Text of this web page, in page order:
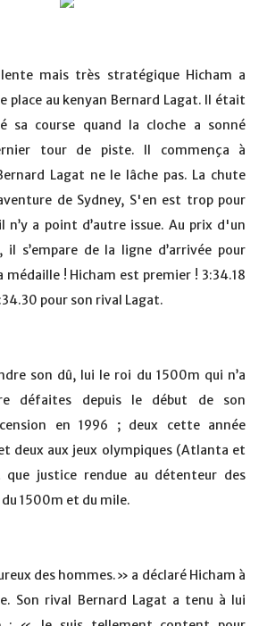
lente mais très stratégique Hicham a
place au kenyan Bernard Lagat. Il était
sa course quand la cloche a sonné
tour de piste. Il commença à
Lagat ne le lâche pas. La chute
de Sydney, S'en est trop pour
n’y a point d’autre issue. Au prix d'un
s’empare de la ligne d’arrivée pour
médaille ! Hicham est premier ! 3:34.18
pour son rival Lagat.
son dû, lui le roi du 1500m qui n’a
défaites depuis le début de son
en 1996 ; deux cette année
deux aux jeux olympiques (Atlanta et
que justice rendue au détenteur des
1500m et du mile.
des hommes.» a déclaré Hicham à
Son rival Bernard Lagat a tenu à lui